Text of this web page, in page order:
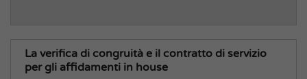
La verifica di congruità e il contratto di servizio
per gli affidamenti in house